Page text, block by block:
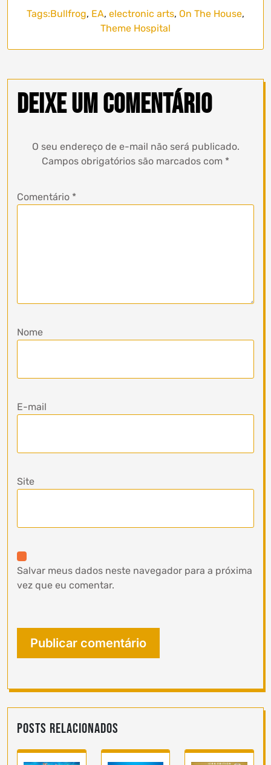
Tags:Bullfrog, EA, electronic arts, On The House,
Theme Hospital
Deixe um comentário
O seu endereço de e-mail não será publicado.
Campos obrigatórios são marcados com *
Comentário *
Nome
E-mail
Site
Salvar meus dados neste navegador para a próxima
vez que eu comentar.
Posts Relacionados